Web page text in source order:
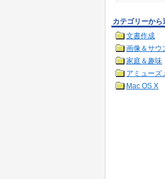
カテゴリーから
文書作成
画像＆サウ
家庭＆趣味
アミューズ
Mac OS X